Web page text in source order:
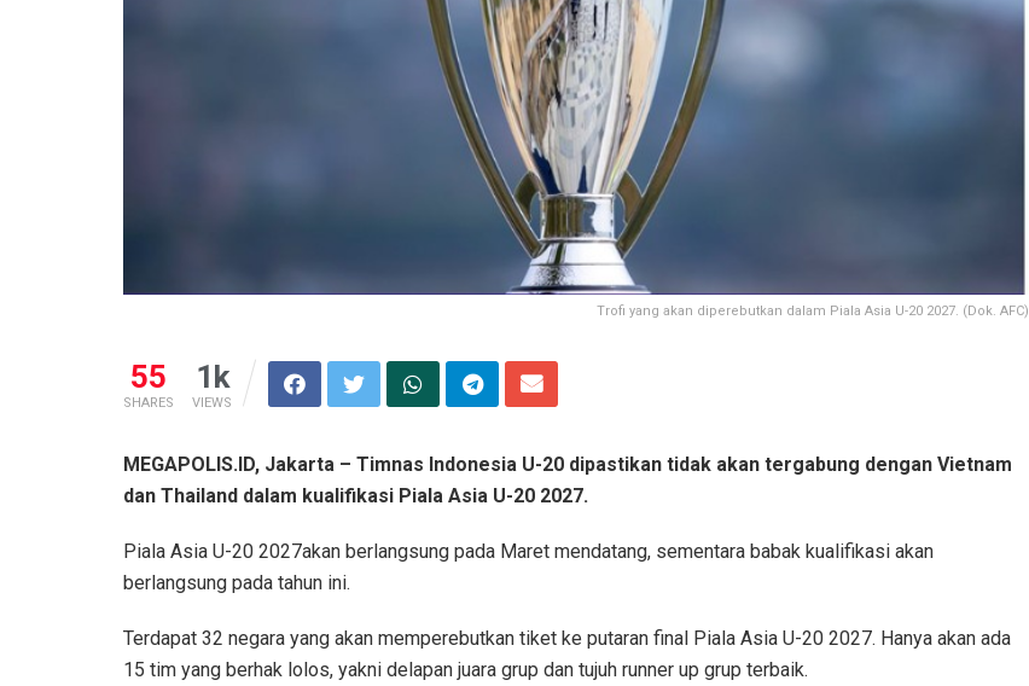
Trofi yang akan diperebutkan dalam Piala Asia U-20 2027. (Dok. AFC)
55
SHARES
1k
VIEWS
MEGAPOLIS.ID, Jakarta – Timnas Indonesia U-20 dipastikan tidak akan tergabung dengan Vietnam
dan Thailand dalam kualifikasi Piala Asia U-20 2027.
Piala Asia U-20 2027akan berlangsung pada Maret mendatang, sementara babak kualifikasi akan
berlangsung pada tahun ini.
Terdapat 32 negara yang akan memperebutkan tiket ke putaran final Piala Asia U-20 2027. Hanya akan ada
15 tim yang berhak lolos, yakni delapan juara grup dan tujuh runner up grup terbaik.